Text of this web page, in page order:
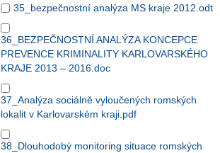
35_bezpečnostní analýza MS kraje 2012.odt
36_BEZPEČNOSTNÍ ANALÝZA KONCEPCE
PREVENCE KRIMINALITY KARLOVARSKÉHO
KRAJE 2013 – 2016.doc
37_Analýza sociálně vyloučených romských
lokalit v Karlovarském kraji.pdf
38_Dlouhodobý monitoring situace romských